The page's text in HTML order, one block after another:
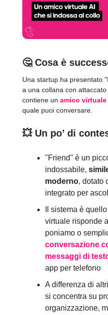
🤔 Cosa è
Una startup ha presentato
a una collana con
contiene un amico virtuale
quale puoi conversare.
💥Un po’ di
"Friend" è un
indossabile,
moderno, dotato
integrato per
Il sistema è
virtuale risponde
poniamo o
conversazione
messaggi di
app per telefono
A differenza di
si concentra su
organizzazione,